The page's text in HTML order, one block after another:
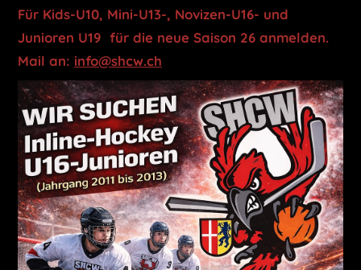
Für Kids-U10, Mini-U13-, Novizen-U16- und
Junioren U19 für die neue Saison 26 anmelden.
Mail an: info@shcw.ch